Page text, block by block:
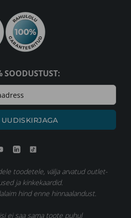
SOODUSTUST:
toodetele, välja arvatud outlet-
ja kinkekaardid.
hind enne hinnaalandust.
ei saa sama toote puhul